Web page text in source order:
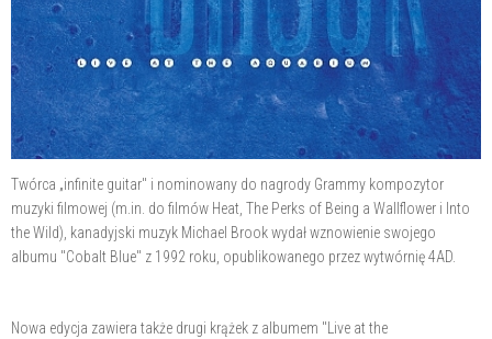
Twórca „infinite guitar" i nominowany do nagrody Grammy kompozytor
muzyki filmowej (m.in. do filmów Heat, The Perks of Being a Wallflower i Into
the Wild), kanadyjski muzyk Michael Brook wydał wznowienie swojego
albumu "Cobalt Blue" z 1992 roku, opublikowanego przez wytwórnię 4AD.
Nowa edycja zawiera także drugi krążek z albumem "Live at the